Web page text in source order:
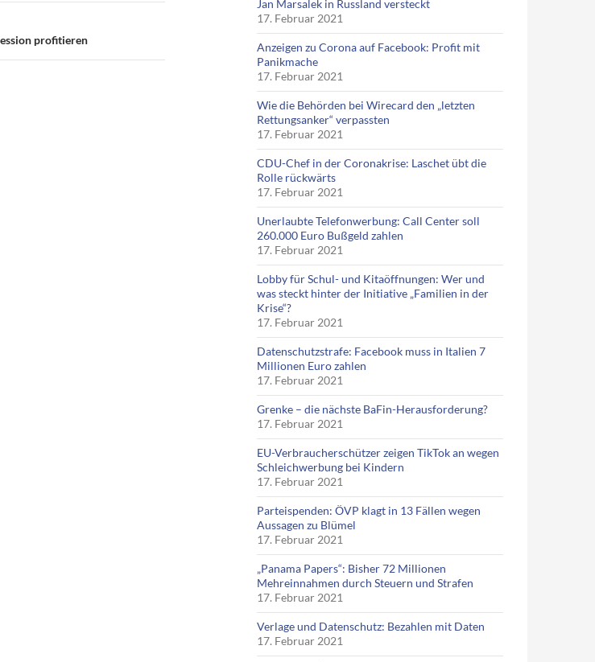
profitieren
Jan Marsalek in Russland versteckt
17. Februar 2021
Anzeigen zu Corona auf Facebook: Profit mit
Panikmache
17. Februar 2021
Wie die Behörden bei Wirecard den „letzten
Rettungsanker“ verpassten
17. Februar 2021
CDU-Chef in der Coronakrise: Laschet übt die
Rolle rückwärts
17. Februar 2021
Unerlaubte Telefonwerbung: Call Center soll
260.000 Euro Bußgeld zahlen
17. Februar 2021
Lobby für Schul- und Kitaöffnungen: Wer und
was steckt hinter der Initiative „Familien in der
Krise“?
17. Februar 2021
Datenschutzstrafe: Facebook muss in Italien 7
Millionen Euro zahlen
17. Februar 2021
Grenke – die nächste BaFin-Herausforderung?
17. Februar 2021
EU-Verbraucherschützer zeigen TikTok an wegen
Schleichwerbung bei Kindern
17. Februar 2021
Parteispenden: ÖVP klagt in 13 Fällen wegen
Aussagen zu Blümel
17. Februar 2021
„Panama Papers“: Bisher 72 Millionen
Mehreinnahmen durch Steuern und Strafen
17. Februar 2021
Verlage und Datenschutz: Bezahlen mit Daten
17. Februar 2021